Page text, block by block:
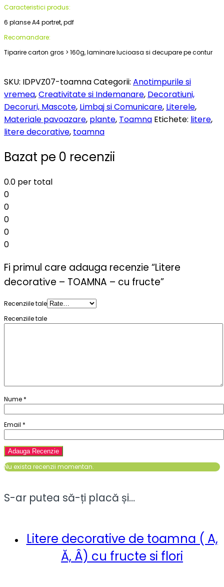
Caracteristici produs:
6 planse A4 portret, pdf
Recomandare:
Tiparire carton gros > 160g, laminare lucioasa si decupare pe contur
SKU: IDPVZ07-toamnaCategorii: Anotimpurile si
vremea,Creativitate si Indemanare, Decoratiuni,
Decoruri, Mascote, Limbaj si Comunicare, Literele,
Materiale pavoazare, plante, Toamna Etichete: litere,
litere decorative, toamna
Bazat pe 0 recenzii
0.0 per total
0
0
0
0
0
Fi primul care adauga recenzie “Litere
decorative – TOAMNA – cu fructe”
Recenziile tale
Recenziile tale
Nume *
Email *
Nu exista recenzii momentan.
S-ar putea să-ți placă și…
Litere decorative de toamna ( A,
Ă, Â) cu fructe si flori